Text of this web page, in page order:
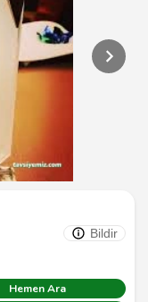
Bildir
Hemen Ara